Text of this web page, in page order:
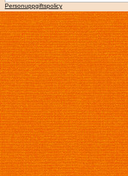
Personuppgiftspolicy